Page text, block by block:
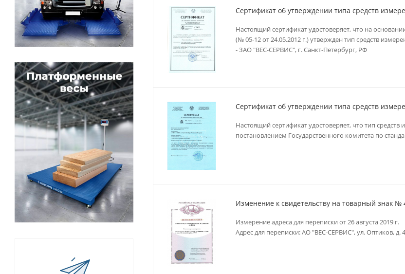
Сертификат об утверждении типа средств
Настоящий сертификат удостоверяет, что на
(№ 05-12 от 24.05.2012 г.) утвержден тип средств
- ЗАО "ВЕС-СЕРВИС", г. Санкт-Петербург, РФ
Сертификат об утверждении типа средств
Настоящий сертификат удостоверяет, что тип
постановлением Государственного комитета по
Изменение к свидетельству на товарный знак №
Измерение адреса для переписки от 26 августа 2019 г.
Адрес для переписки: АО "ВЕС-СЕРВИС", ул. Оптиков, д.